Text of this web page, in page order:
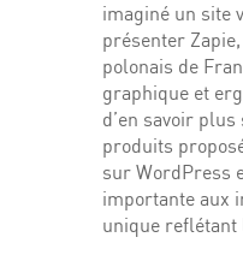
imaginé un site
présenter
polonais de
graphique et
d’en savoir
produits
sur WordPress
importante aux
unique reflétant